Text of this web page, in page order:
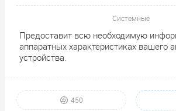
Системные
Предоставит всю необходимую
аппаратных характеристиках вашего
устройства.
450